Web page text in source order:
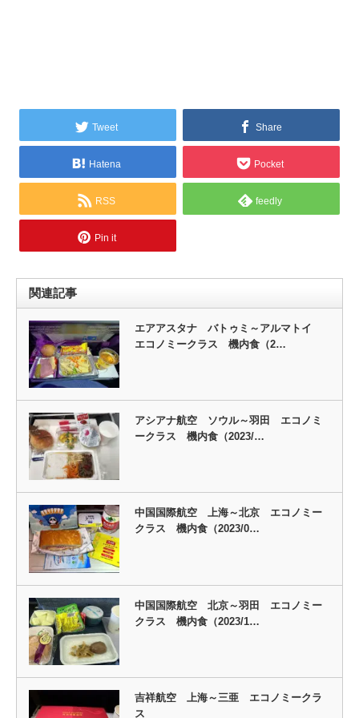
Tweet Share
Hatena Pocket
RSS feedly
Pin it
関連記事
エアアスタナ バトゥミ～アルマトイ
エコノミークラス 機内食（2…
アシアナ航空 ソウル～羽田 エコノミ
ークラス 機内食（2023/…
中国国際航空 上海～北京 エコノミー
クラス 機内食（2023/0…
中国国際航空 北京～羽田 エコノミー
クラス 機内食（2023/1…
吉祥航空 上海～三亜 エコノミークラ
ス